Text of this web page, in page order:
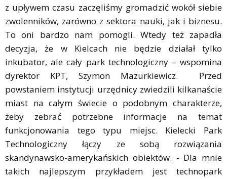
z upływem czasu zaczęliśmy gromadzić wokół siebie
zwolenników, zarówno z sektora nauki, jak i biznesu.
To oni bardzo nam pomogli. Wtedy też zapadła
decyzja, że w Kielcach nie będzie działał tylko
inkubator, ale cały park technologiczny – wspomina
dyrektor KPT, Szymon Mazurkiewicz. Przed
powstaniem instytucji urzędnicy zwiedzili kilkanaście
miast na całym świecie o podobnym charakterze,
żeby zebrać potrzebne informacje na temat
funkcjonowania tego typu miejsc. Kielecki Park
Technologiczny łączy ze sobą rozwiązania
skandynawsko-amerykańskich obiektów. - Dla mnie
takich najlepszym przykładem jest technopark